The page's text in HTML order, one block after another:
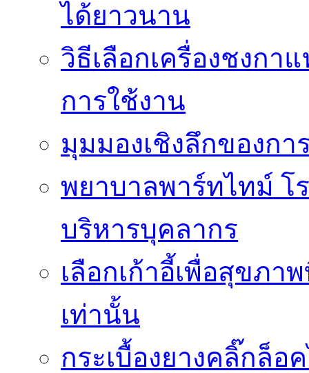
ได้ยาวนาน
วิธีเลือกเครื่องชงกา
การใช้งาน
มุมมองเชิงลึกของก
พยาบาลพาร์ทไทม์ โ
บริหารบุคลากร
เลือกเก้าอี้เพื่อสุขภา
เท่านั้น
กระเบื้องยางคลิ๊กล็อ